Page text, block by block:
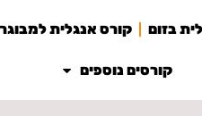
בזום קורס אנגלית
קורסים נוספים